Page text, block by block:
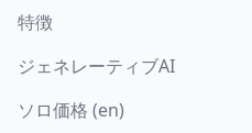
特徴
ジェネレーティブAI
ソロ価格 (en)